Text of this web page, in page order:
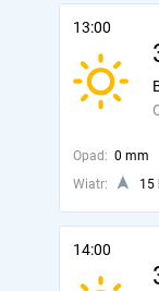
13:00
Opad: 0 mm
Wiatr:
15
14:00